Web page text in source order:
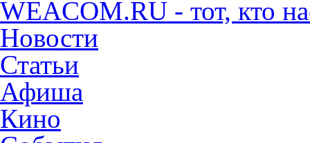
WEACOM.RU - тот, кто
Новости
Статьи
Афиша
Кино